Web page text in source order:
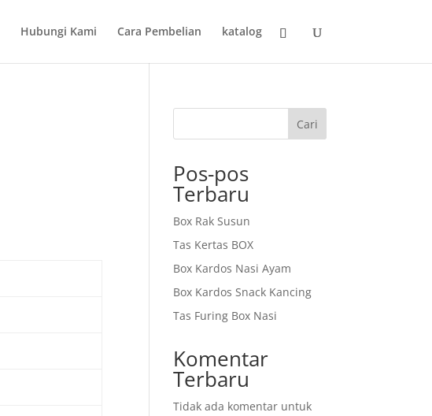
Hubungi Kami Cara Pembelian katalog
Cari
Pos-pos
Terbaru
Box Rak Susun
Tas Kertas BOX
Box Kardos Nasi Ayam
Box Kardos Snack Kancing
Tas Furing Box Nasi
Komentar
Terbaru
Tidak ada komentar untuk